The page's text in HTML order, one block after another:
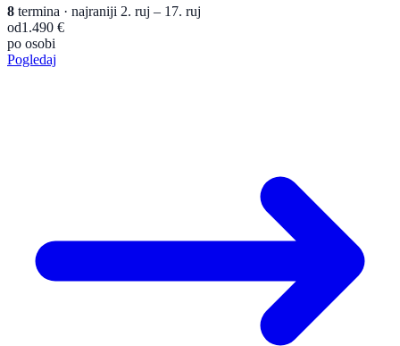
8 termina · najraniji 2. ruj – 17. ruj
od1.490 €
po osobi
Pogledaj